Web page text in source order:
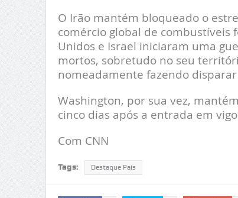
O Irão mantém bloqueado o
comércio global de combustíveis
Unidos e Israel iniciaram uma
mortos, sobretudo no seu
nomeadamente fazendo
Washington, por sua vez,
cinco dias após a entrada em
Com CNN
Tags: Destaque País